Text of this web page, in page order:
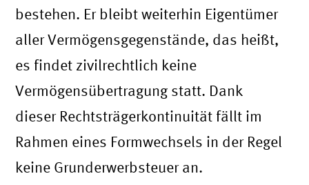
bestehen. Er bleibt weiterhin Eigentümer
aller Vermögensgegenstände, das heißt,
es findet zivilrechtlich keine
Vermögensübertragung statt. Dank
dieser Rechtsträgerkontinuität fällt im
Rahmen eines Formwechsels in der Regel
keine Grunderwerbsteuer an.